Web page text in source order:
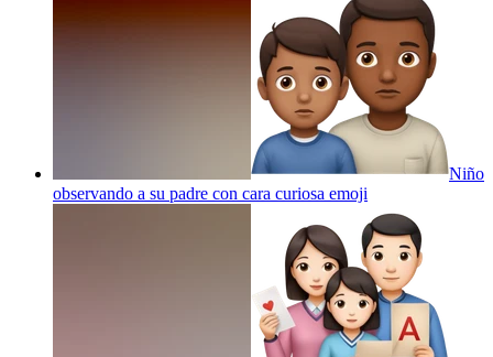
Niño
observando a su padre con cara curiosa emoji